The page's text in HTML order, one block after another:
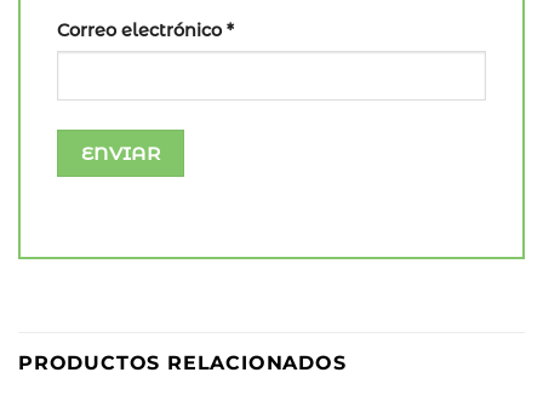
Correo electrónico *
PRODUCTOS RELACIONADOS